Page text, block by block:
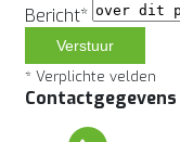
Bericht*
Verstuur
* Verplichte velden
Contactgegevens